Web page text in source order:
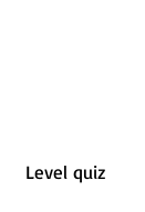
Level quiz